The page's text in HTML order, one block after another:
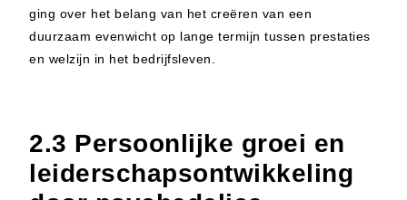
ging over het belang van het creëren van een
duurzaam evenwicht op lange termijn tussen prestaties
en welzijn in het bedrijfsleven.
2.3 Persoonlijke groei en
leiderschapsontwikkeling